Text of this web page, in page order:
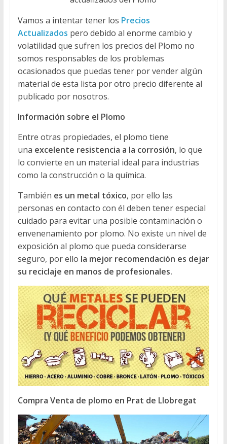
Vamos a intentar tener los Precios
Actualizados pero debido al enorme cambio y
volatilidad que sufren los precios del Plomo no
somos responsables de los problemas
ocasionados que puedas tener por vender algún
material de esta lista por otro precio diferente al
publicado por nosotros.
Información sobre el Plomo
Entre otras propiedades, el plomo tiene
una excelente resistencia a la corrosión, lo que
lo convierte en un material ideal para industrias
como la construcción o la química.
También es un metal tóxico, por ello las
personas en contacto con él deben tener especial
cuidado para evitar una posible contaminación o
envenenamiento por plomo. No existe un nivel de
exposición al plomo que pueda considerarse
seguro, por ello la mejor recomendación es dejar
su reciclaje en manos de profesionales.
Compra Venta de plomo en Prat de Llobregat